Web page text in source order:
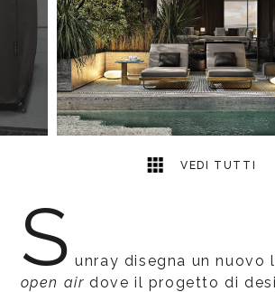
VEDI TUTTI
5
S unray disegna un nuovo
open air dove il progetto di